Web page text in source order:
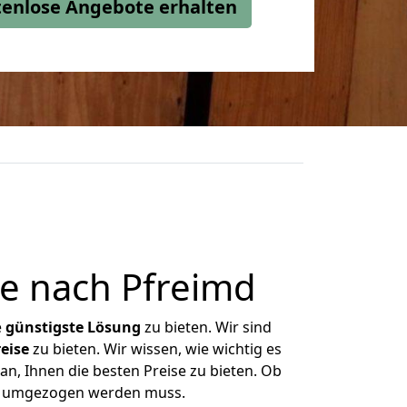
Angebote erhalten
nach Pfreimd
günstigste Lösung zu bieten. Wir sind
zu bieten. Wir wissen, wie wichtig es
Ihnen die besten Preise zu bieten. Ob
werden muss.